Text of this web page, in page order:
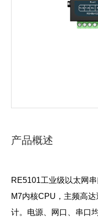
产品概述
RE5101工业级以太网
M7内核CPU，主频高达
计。电源、网口、串口